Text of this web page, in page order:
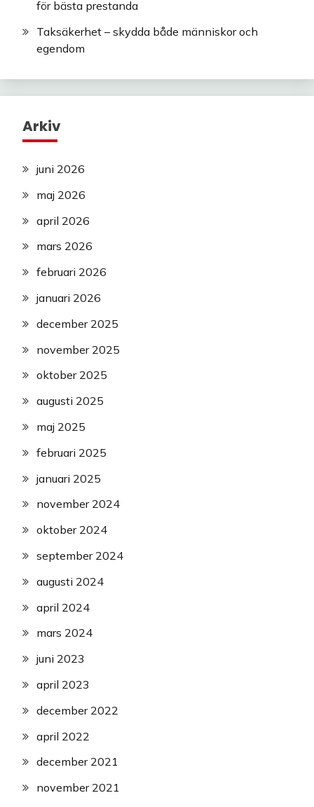
för bästa prestanda
Taksäkerhet – skydda både människor och
egendom
Arkiv
juni 2026
maj 2026
april 2026
mars 2026
februari 2026
januari 2026
december 2025
november 2025
oktober 2025
augusti 2025
maj 2025
februari 2025
januari 2025
november 2024
oktober 2024
september 2024
augusti 2024
april 2024
mars 2024
juni 2023
april 2023
december 2022
april 2022
december 2021
november 2021